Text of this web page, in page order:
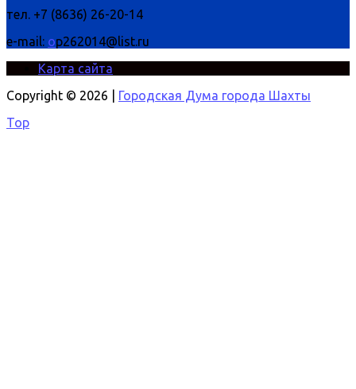
тел. +7 (8636) 26-20-14
e-mail: op262014@list.ru
Карта сайта
Copyright © 2026 |
Городская Дума города Шахты
Top